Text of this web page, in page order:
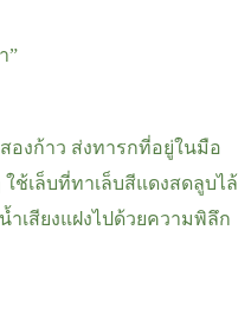
”
องก้าว ส่งทารกที่อยู่ในมือ
ช้เล็บที่ทาเล็บสีแดงสดลูบไล้
ำเสียงแฝงไปด้วยความพิลึก